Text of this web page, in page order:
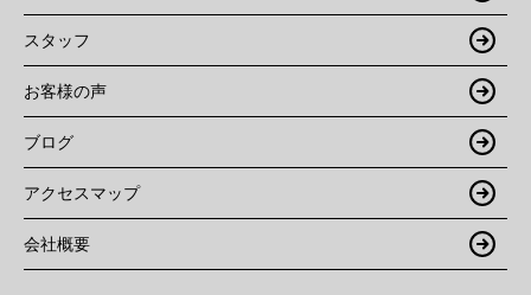
スタッフ
お客様の声
ブログ
アクセスマップ
会社概要